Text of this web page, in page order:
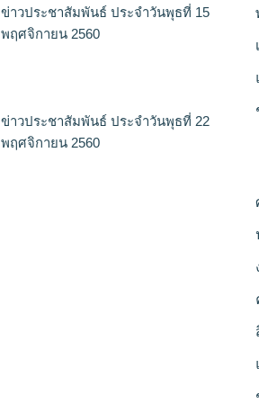
ข่าวประชาสัมพันธ์ ประจำวันพุธที่ 15
พฤศจิกายน 2560
ข่าวประชาสัมพันธ์ ประจำวันพุธที่ 22
พฤศจิกายน 2560